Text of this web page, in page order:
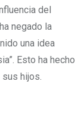
del
negado la
una idea
Esto ha hecho
hijos.